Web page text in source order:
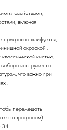
свойствами,
включая
прекрасно шлифуется,
окраской .
кистью,
инструмента .
что важно при
.
перемешать
с аэрографом)
34